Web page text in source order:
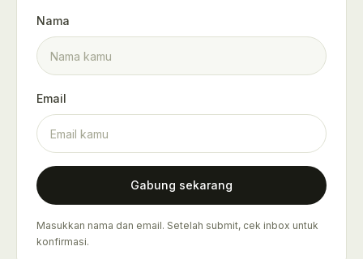
Nama
Email
Gabung sekarang
Masukkan nama dan email. Setelah submit, cek inbox untuk
konfirmasi.